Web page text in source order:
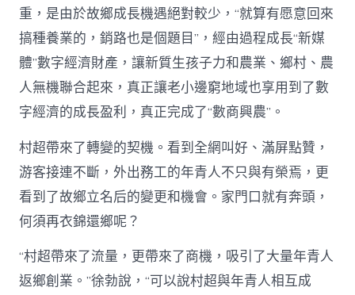
重，是由於故鄉成長機遇絕對較少，“就算有愿意回來
搞種養業的，銷路也是個題目”，經由過程成長“新媒
體”數字經濟財產，讓新質生孩子力和農業、鄉村、農
人無機聯合起來，真正讓老小邊窮地域也享用到了數
字經濟的成長盈利，真正完成了“數商興農”。
村超帶來了轉變的契機。看到全網叫好、滿屏點贊，
游客接連不斷，外出務工的年青人不只與有榮焉，更
看到了故鄉立名后的變更和機會。家門口就有奔頭，
何須再衣錦還鄉呢？
“村超帶來了流量，更帶來了商機，吸引了大量年青人
返鄉創業。”徐勃說，“可以說村超與年青人相互成